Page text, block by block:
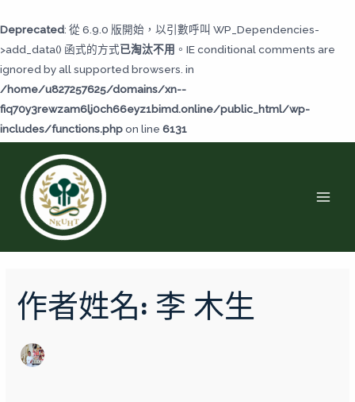
Deprecated: 從 6.9.0 版開始，以引數呼叫 WP_Dependencies-
>add_data() 函式的方式已淘汰不用 。IE conditional comments are
ignored by all supported browsers. in
/home/u827257625/domains/xn--
fiq70y3rewzam6lj0ch66eyz1bimd.online/public_html/wp-
includes/functions.phpon line 6131
至
主
要
內
容
作者姓名: 李 木生
關
鍵
字: